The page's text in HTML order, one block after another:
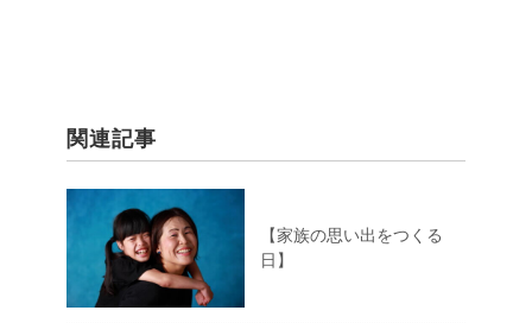
関連記事
【家族の思い出をつくる
日】